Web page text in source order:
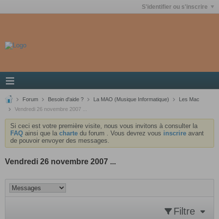
S'identifier ou s'inscrire
Forum Besoin d'aide ? La MAO (Musique Informatique)
Les Mac
Vendredi 26 novembre 2007 ...
Si ceci est votre première visite, nous vous invitons à consulter la
FAQ ainsi que la charte du forum . Vous devrez vous inscrire avant
de pouvoir envoyer des messages.
Vendredi 26 novembre 2007 ...
Filtre